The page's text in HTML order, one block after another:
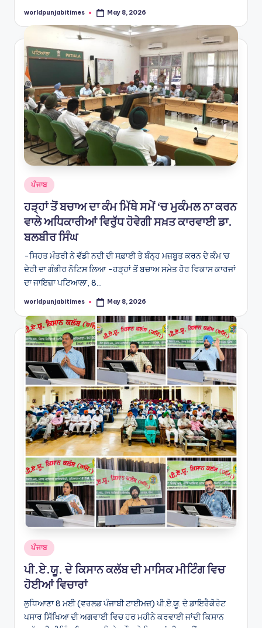
Posted
worldpunjabitimes May 8, 2026
Posted
in
ਪੰਜਾਬ
ਹੜ੍ਹਾਂ ਤੋਂ ਬਚਾਅ ਦਾ ਕੰਮ ਮਿੱਥੇ ਸਮੇਂ ‘ਚ ਮੁਕੰਮਲ ਨਾ ਕਰਨ
ਵਾਲੇ ਅਧਿਕਾਰੀਆਂ ਵਿਰੁੱਧ ਹੋਵੇਗੀ ਸਖ਼ਤ ਕਾਰਵਾਈ ਡਾ.
ਬਲਬੀਰ ਸਿੰਘ
-ਸਿਹਤ ਮੰਤਰੀ ਨੇ ਵੱਡੀ ਨਦੀ ਦੀ ਸਫ਼ਾਈ ਤੇ ਬੰਨ੍ਹ ਮਜ਼ਬੂਤ ਕਰਨ ਦੇ ਕੰਮ 'ਚ
ਦੇਰੀ ਦਾ ਗੰਭੀਰ ਨੋਟਿਸ ਲਿਆ -ਹੜ੍ਹਾਂ ਤੋਂ ਬਚਾਅ ਸਮੇਤ ਹੋਰ ਵਿਕਾਸ ਕਾਰਜਾਂ
ਦਾ ਜਾਇਜ਼ਾ ਪਟਿਆਲਾ, 8…
Posted
worldpunjabitimes May 8, 2026
Posted
in
ਪੰਜਾਬ
ਪੀ.ਏ.ਯੂ. ਦੇ ਕਿਸਾਨ ਕਲੱਬ ਦੀ ਮਾਸਿਕ ਮੀਟਿੰਗ ਵਿਚ
ਹੋਈਆਂ ਵਿਚਾਰਾਂ
ਲੁਧਿਆਣਾ 8 ਮਈ (ਵਰਲਡ ਪੰਜਾਬੀ ਟਾਈਮਜ਼) ਪੀ.ਏ.ਯੂ. ਦੇ ਡਾਇਰੈਕੋਰੇਟ
ਪਸਾਰ ਸਿੱਖਿਆ ਦੀ ਅਗਵਾਈ ਵਿਚ ਹਰ ਮਹੀਨੇ ਕਰਵਾਈ ਜਾਂਦੀ ਕਿਸਾਨ